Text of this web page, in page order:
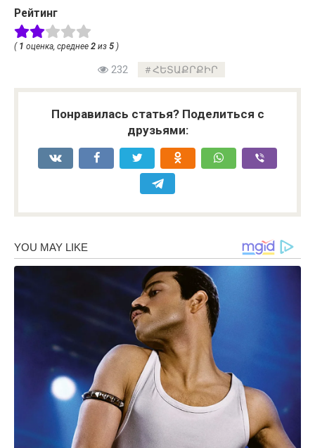
Рейтинг
( 1 оценка, среднее 2 из 5 )
232 ՀԵՏԱՔՐՔԻՐ
Понравилась статья? Поделиться с
друзьями: